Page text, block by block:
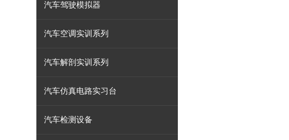
汽车驾驶模拟器
汽车空调实训系列
汽车解剖实训系列
汽车仿真电路实习台
汽车检测设备